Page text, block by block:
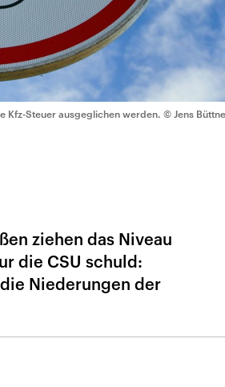
Kfz-Steuer ausgeglichen werden. © Jens
ziehen das Niveau
die CSU schuld:
Niederungen der